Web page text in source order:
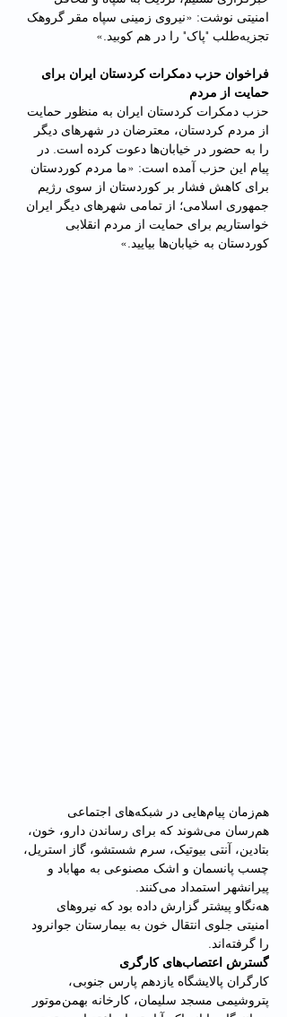
امنیتی نوشت: «نیروی زمینی سپاه مقر گروهک
تجزیه‌طلب "پاک" را در هم کوبید.»
فراخوان حزب دمکرات کردستان ایران برای
حمایت از مردم
حزب دمکرات کردستان ایران به منظور حمایت
از مردم کردستان، معترضان در شهرهای دیگر
را به حضور در خیابان‌ها دعوت کرده است. در
پیام این حزب آمده است: «ما مردم کوردستان
برای کاهش فشار بر کوردستان از سوی رژیم
جمهوری اسلامی؛ از تمامی شهرهای دیگر ایران
خواستاریم برای حمایت از مردم انقلابی
کوردستان بە خیابان‌ها بیایید.»
هم‌زمان پیام‌هایی در شبکه‌های اجتماعی
هم‌رسان می‌شوند که برای رساندن دارو، خون،
بتادین، آنتی بیوتیک، سرم شستشو، گاز استریل،
چسب پانسمان و اشک مصنوعی به مهاباد و
پیرانشهر استمداد می‌کنند.
هه‌نگاو پیشتر گزارش داده بود که نیروهای
امنیتی جلوی انتقال خون به بیمارستان جوانرود
را گرفته‌اند.
گسترش اعتصاب‌های کارگری
کارگران پالایشگاه یازدهم پارس جنوبی،
پتروشیمی مسجد سلیمان، کارخانه بهمن‌موتور